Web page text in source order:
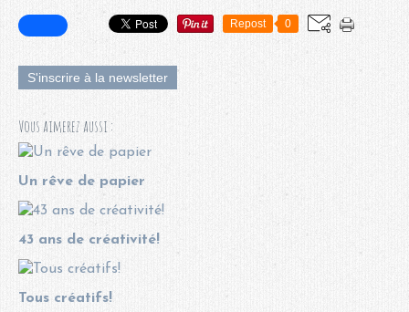
Repost 0
S'inscrire à la newsletter
Vous aimerez aussi :
Un rêve de papier
43 ans de créativité!
Tous créatifs!